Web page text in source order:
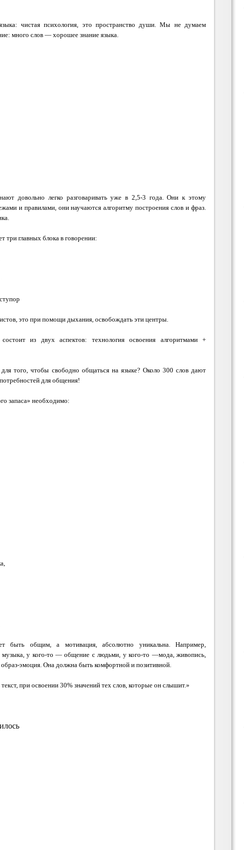
чистая психология, это пространство души. Мы не думаем
много слов — хорошее знание языка.
довольно легко разговаривать уже в 2,5-3 года. Они к этому
и правилами, они научаются алгоритму построения слов и фраз.
три главных блока в говорении:
это при помощи дыхания, освобождать эти центры.
из двух аспектов: технология освоения алгоритмами +
того, чтобы свободно общаться на языке? Около 300 слов дают
для общения!
запаса» необходимо:
быть общим, а мотивация, абсолютно уникальна. Например,
музыка, у кого-то — общение с людьми, у кого-то —мода, живопись,
образ-эмоция. Она должна быть комфортной и позитивной.
при освоении 30% значений тех слов, которые он слышит.»